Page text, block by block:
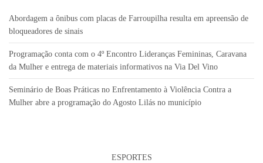
Abordagem a ônibus com placas de Farroupilha resulta em apreensão de
bloqueadores de sinais
Programação conta com o 4º Encontro Lideranças Femininas, Caravana
da Mulher e entrega de materiais informativos na Via Del Vino
Seminário de Boas Práticas no Enfrentamento à Violência Contra a
Mulher abre a programação do Agosto Lilás no município
ESPORTES